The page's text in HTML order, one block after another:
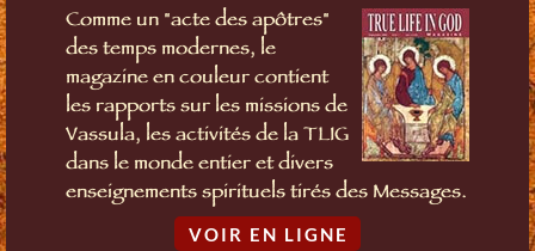
Comme un "acte des apôtres"
des temps modernes, le
magazine en couleur contient
les rapports sur les missions de
Vassula, les activités de la TLIG
dans le monde entier et divers
enseignements spirituels tirés des Messages.
VOIR EN LIGNE